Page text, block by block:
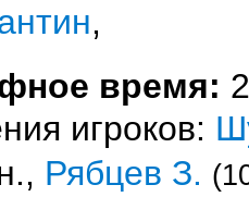
,
время:
игроков:
Рябцев З.